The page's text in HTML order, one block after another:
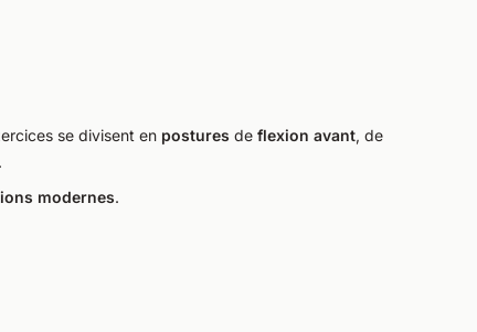
se divisent en postures de flexion avant, de
.
modernes.